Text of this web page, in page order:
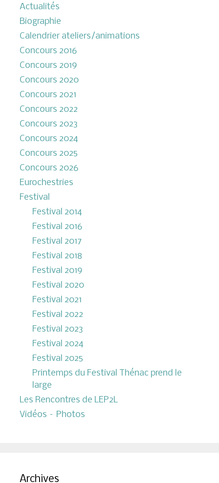
Actualités
Biographie
Calendrier ateliers/animations
Concours 2016
Concours 2019
Concours 2020
Concours 2021
Concours 2022
Concours 2023
Concours 2024
Concours 2025
Concours 2026
Eurochestries
Festival
Festival 2014
Festival 2016
Festival 2017
Festival 2018
Festival 2019
Festival 2020
Festival 2021
Festival 2022
Festival 2023
Festival 2024
Festival 2025
Printemps du Festival Thénac prend le
large
Les Rencontres de LEP2L
Vidéos – Photos
Archives